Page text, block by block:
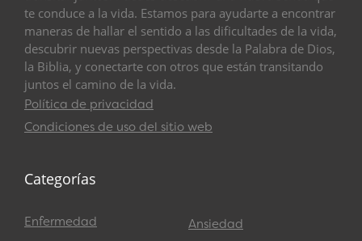
te conduce a la vida. Estamos para ayudarte a encontrar
maneras de hallar el sentido a las dificultades de la vida,
descubrir nuevas perspectivas desde la Palabra de Dios,
la Biblia, y conectarte con otros que están transitando
juntos el camino de la vida.
Política de privacidad
Condiciones de uso del sitio web
Categorías
Enfermedad
Ansiedad